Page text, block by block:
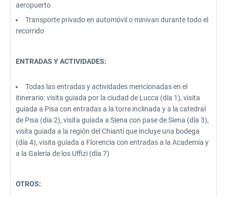
aeropuerto
Transporte privado en automóvil o minivan durante todo el
recorrido
ENTRADAS Y ACTIVIDADES:
Todas las entradas y actividades mencionadas en el
itinerario: visita guiada por la ciudad de Lucca (día 1), visita
guiada a Pisa con entradas a la torre inclinada y a la catedral
de Pisa (día 2), visita guiada a Siena con pase de Siena (día 3),
visita guiada a la región del Chianti que incluye una bodega
(día 4), visita guiada a Florencia con entradas a la Academia y
a la Galería de los Uffizi (día 7)
OTROS: